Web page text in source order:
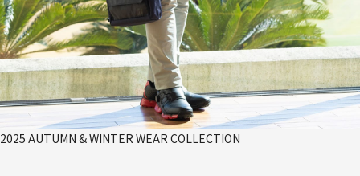
2025 AUTUMN & WINTER WEAR COLLECTION